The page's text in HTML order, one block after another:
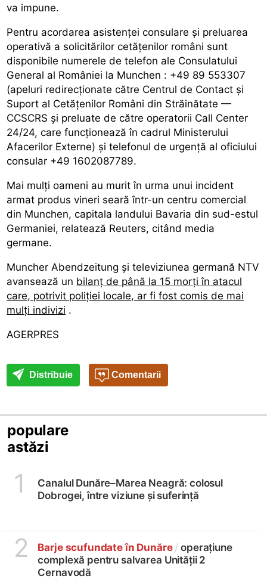
va impune.
Pentru acordarea asistenței consulare și preluarea
operativă a solicitărilor cetățenilor români sunt
disponibile numerele de telefon ale Consulatului
General al României la Munchen : +49 89 553307
(apeluri redirecționate către Centrul de Contact și
Suport al Cetățenilor Români din Străinătate —
CCSCRS și preluate de către operatorii Call Center
24/24, care funcționează în cadrul Ministerului
Afacerilor Externe) și telefonul de urgență al oficiului
consular +49 1602087789.
Mai mulți oameni au murit în urma unui incident
armat produs vineri seară într-un centru comercial
din Munchen, capitala landului Bavaria din sud-estul
Germaniei, relatează Reuters, citând media
germane.
Muncher Abendzeitung și televiziunea germană NTV
avansează un bilanț de până la 15 morți în atacul
care, potrivit poliției locale, ar fi fost comis de mai
mulți indivizi .
AGERPRES
Distribuie Comentarii
populare
astăzi
1
Canalul Dunăre–Marea Neagră: colosul
Dobrogei, între viziune și suferință
2 Barje scufundate în Dunăre / operațiune
complexă pentru salvarea Unității 2
Cernavodă